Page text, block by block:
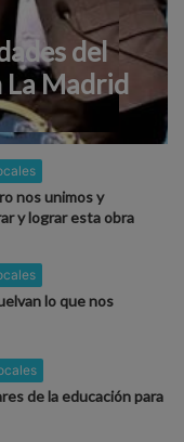
del
La Madrid
nos unimos y
y lograr esta obra
lo que nos
de la educación para